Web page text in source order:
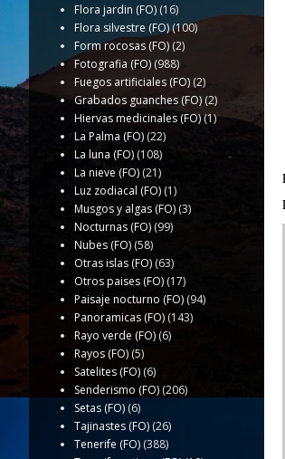
Flora jardin (FO) (16)
Flora silvestre (FO)(100)
Form rocosas (FO) (2)
Fotografia (FO) (988)
Fuegos artificiales (FO) (2)
Grabados guanches (FO) (2)
Hiervas medicinales (FO)(1)
La Palma (FO) (22)
La luna (FO) (108)
La nieve (FO) (21)
Luz zodiacal (FO) (1)
Musgos y algas (FO) (3)
Nocturnas (FO) (99)
Nubes (FO) (58)
Otras islas (FO) (63)
Otros paises (FO) (17)
Paisaje nocturno (FO) (94)
Panoramicas (FO) (143)
Rayo verde (FO) (6)
Rayos (FO) (5)
Satelites (FO) (6)
Senderismo (FO) (206)
Setas (FO) (6)
Tajinastes (FO) (26)
Tenerife (FO) (388)